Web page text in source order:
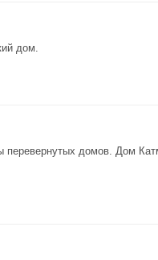
дом.
перевернутых домов. Дом